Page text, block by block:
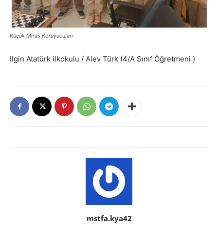
Küçük Miras Koruyucuları
Ilgin Atatürk ilkokulu / Alev Türk (4/A Sınıf Öğretmeni )
mstfa.kya42